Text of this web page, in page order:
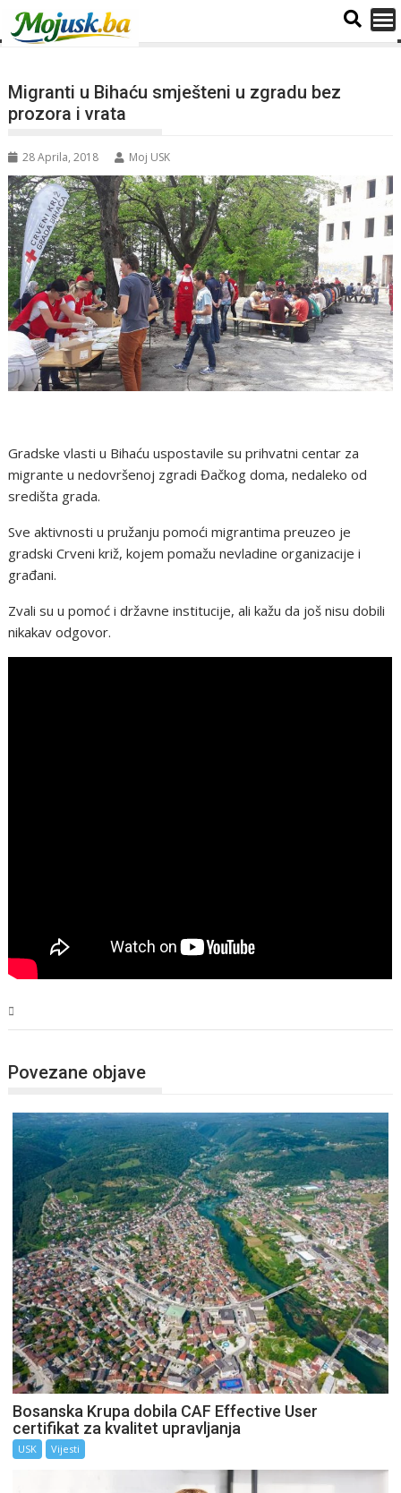
Migranti u Bihaću smješteni u zgradu bez
prozora i vrata
28 Aprila, 2018 Moj USK
Gradske vlasti u Bihaću uspostavile su prihvatni centar za
migrante u nedovršenoj zgradi Đačkog doma, nedaleko od
središta grada.
Sve aktivnosti u pružanju pomoći migrantima preuzeo je
gradski Crveni križ, kojem pomažu nevladine organizacije i
građani.
Zvali su u pomoć i državne institucije, ali kažu da još nisu dobili
nikakav odgovor.
Povezane objave
Bosanska Krupa dobila CAF Effective User
certifikat za kvalitet upravljanja
USK Vijesti